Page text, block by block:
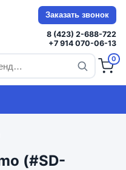
Заказать звонок
8 (423) 2-688-722
+7 914 070-06-13
0
(#SD-